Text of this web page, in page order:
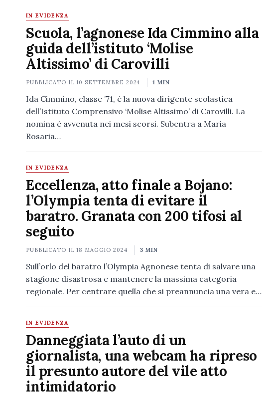
IN EVIDENZA
Scuola, l’agnonese Ida Cimmino alla
guida dell’istituto ‘Molise
Altissimo’ di Carovilli
PUBBLICATO IL10 SETTEMBRE 2024 1 MIN
Ida Cimmino, classe ’71, è la nuova dirigente scolastica
dell’Istituto Comprensivo ‘Molise Altissimo’ di Carovilli. La
nomina è avvenuta nei mesi scorsi. Subentra a Maria
Rosaria…
IN EVIDENZA
Eccellenza, atto finale a Bojano:
l’Olympia tenta di evitare il
baratro. Granata con 200 tifosi al
seguito
PUBBLICATO IL18 MAGGIO 2024 3 MIN
Sull’orlo del baratro l’Olympia Agnonese tenta di salvare una
stagione disastrosa e mantenere la massima categoria
regionale. Per centrare quella che si preannuncia una vera e…
IN EVIDENZA
Danneggiata l’auto di un
giornalista, una webcam ha ripreso
il presunto autore del vile atto
intimidatorio